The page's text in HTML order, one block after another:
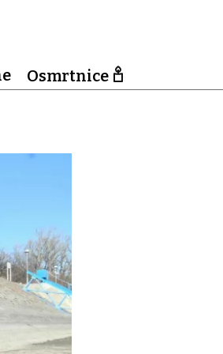
Osmrtnice